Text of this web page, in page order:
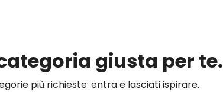
giusta per te.
più richieste: entra e lasciati ispirare.